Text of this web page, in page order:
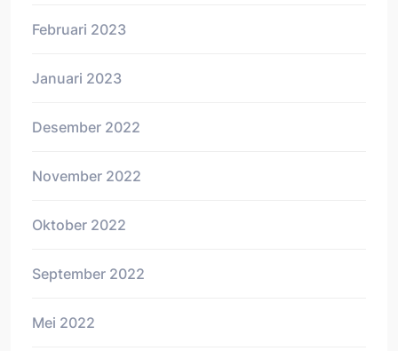
Februari 2023
Januari 2023
Desember 2022
November 2022
Oktober 2022
September 2022
Mei 2022